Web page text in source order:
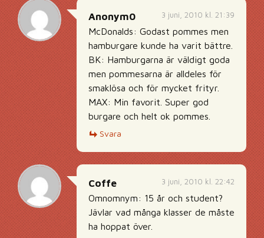
3 juni, 2010 kl. 21:39
Anonym0
McDonalds: Godast pommes men
hamburgare kunde ha varit bättre.
BK: Hamburgarna är väldigt goda
men pommesarna är alldeles för
smaklösa och för mycket frityr.
MAX: Min favorit. Super god
burgare och helt ok pommes.
Svara
3 juni, 2010 kl. 22:42
Coffe
Omnomnym: 15 år och student?
Jävlar vad många klasser de måste
ha hoppat över.